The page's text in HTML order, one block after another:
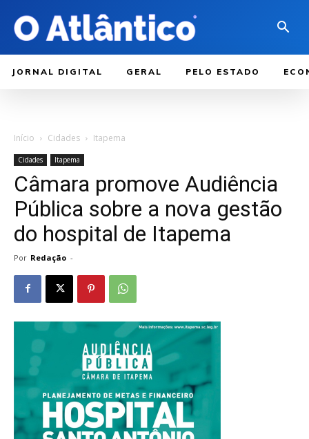
JORNAL DIGITAL GERAL PELO ESTADO
Início Cidades Itapema
Cidades Itapema
Câmara promove Audiência
Pública sobre a nova gestão
do hospital de Itapema
Por Redação -